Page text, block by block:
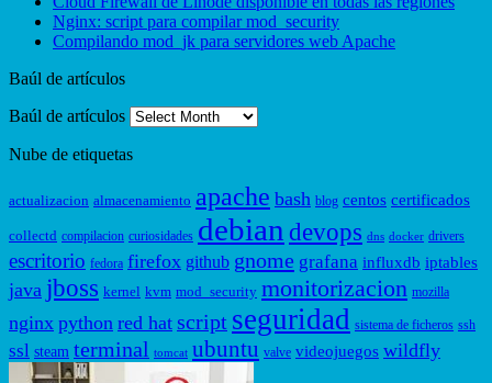
Nginx: script para compilar mod_security
Compilando mod_jk para servidores web Apache
Baúl de artículos
Baúl de artículos
Nube de etiquetas
actualizacion almacenamiento apache bash blog centos certificados
collectd compilacion curiosidades debian devops dns docker drivers
escritorio fedora firefox github gnome grafana influxdb iptables
java jboss kernel kvm mod_security monitorizacion mozilla
nginx python red hat script seguridad sistema de ficheros ssh
ssl steam terminal tomcat ubuntu valve videojuegos wildfly